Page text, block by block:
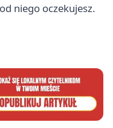
niego oczekujesz.